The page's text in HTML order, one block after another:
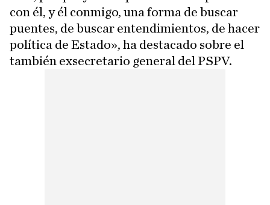
con él, y él conmigo, una forma de buscar
puentes, de buscar entendimientos, de hacer
política de Estado», ha destacado sobre el
también exsecretario general del PSPV.